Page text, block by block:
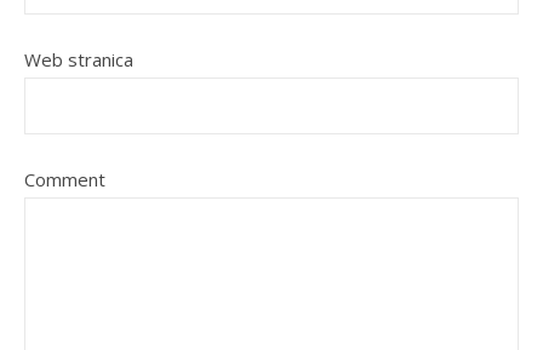
Web stranica
Comment